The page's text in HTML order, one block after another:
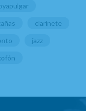
clarinete
jazz